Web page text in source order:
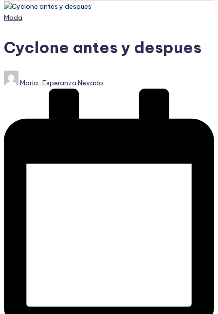
Publicado
Moda
Cyclone antes y despues
Publicado
por
Maria-Esperanza Nevado